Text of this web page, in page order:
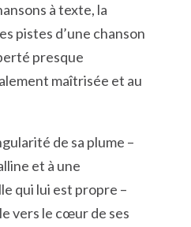
à texte, la
pistes d’une chanson
presque
maîtrisée et au
de sa plume –
et à une
qui lui est propre –
vers le cœur de ses